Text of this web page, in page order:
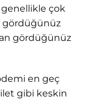
genellikle çok
gördüğünüz
gördüğünüz
en geç
gibi keskin